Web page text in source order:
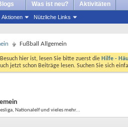
Aktionen Nützliche Links
Was ist neu? Aktivitäten
Fußball Allgemein
hier ist, lesen Sie bitte zuerst die Hilfe -
jetzt schon Beiträge lesen. Suchen Sie sich
Nationalelf und vieles mehr...